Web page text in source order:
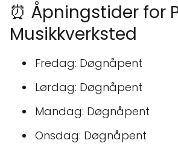
⏰ Åpningstider for
Musikkverksted
Fredag: Døgnåpent
Lørdag: Døgnåpent
Mandag: Døgnåpent
Onsdag: Døgnåpent